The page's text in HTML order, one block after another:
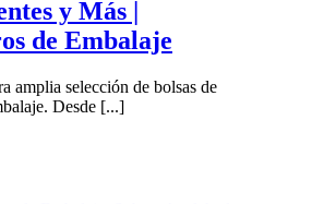
y Más |
de Embalaje
amplia selección de bolsas de
Desde [...]